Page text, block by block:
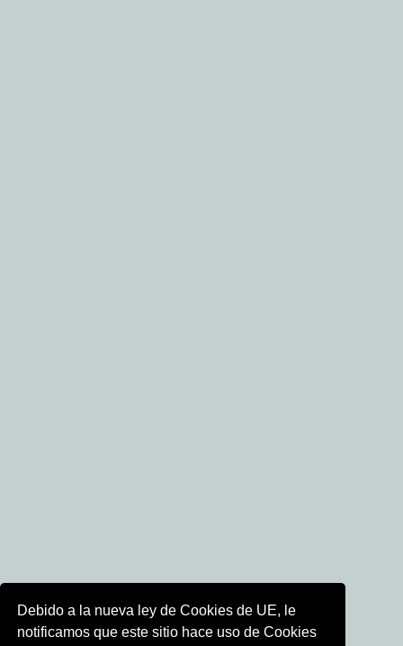
Debido a la nueva ley de Cookies de UE, le
notificamos que este sitio hace uso de Cookies